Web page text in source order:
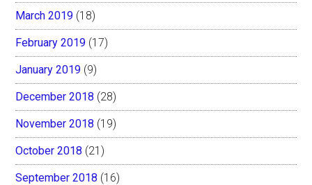
March 2019 (18)
February 2019 (17)
January 2019 (9)
December 2018 (28)
November 2018 (19)
October 2018 (21)
September 2018 (16)